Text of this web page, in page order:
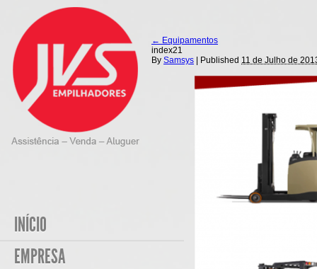
INÍCIO
EMPRESA
← Equipamentos
index21
By Samsys Published 11 de Julho de